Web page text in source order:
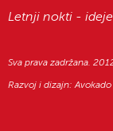
Letnji nokti -
Sva prava zadržana.
Razvoj i dizajn: Avokado